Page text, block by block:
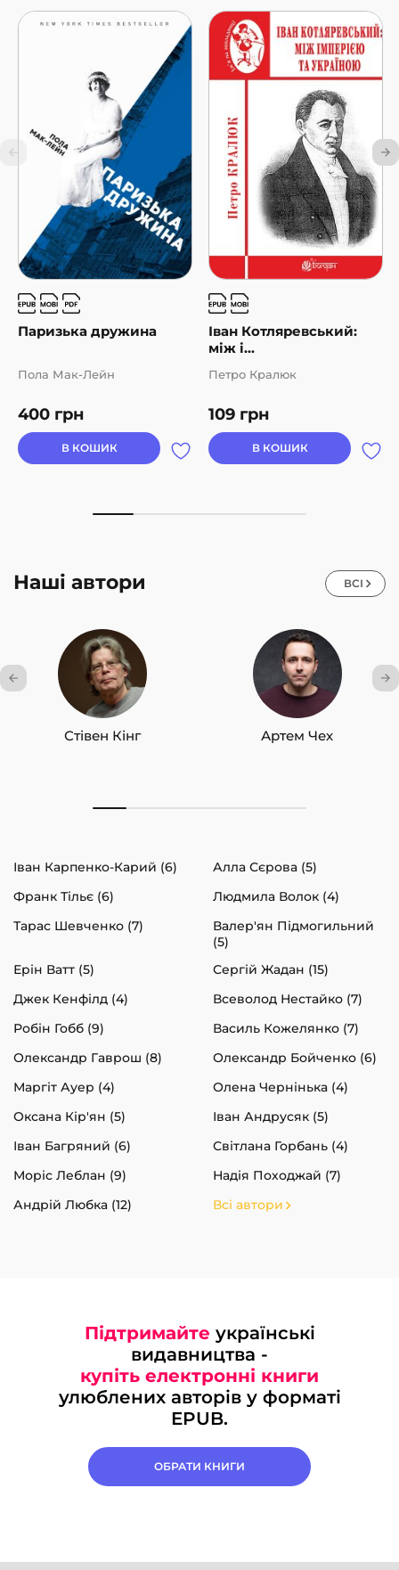
Паризька дружина
400 грн
Пола Мак-Лейн
В КОШИК
Іван Котляревський:
між і...
109 грн
Петро Кралюк
В КОШИК
Наші автори ВСІ
Стівен Кінг Артем Чех
Іван Карпенко-Карий (6)
Алла Сєрова (5)
Франк Тільє (6)
Людмила Волок (4)
Тарас Шевченко (7)
Валер'ян Підмогильний
(5)
Ерін Ватт (5)
Сергій Жадан (15)
Джек Кенфілд (4)
Всеволод Нестайко (7)
Робін Гобб (9)
Василь Кожелянко (7)
Олександр Гаврош (8)
Олександр Бойченко (6)
Маргіт Ауер (4)
Олена Чернінька (4)
Оксана Кір'ян (5)
Іван Андрусяк (5)
Іван Багряний (6)
Світлана Горбань (4)
Моріс Леблан (9)
Надія Походжай (7)
Андрій Любка (12)
Всі автори
Підтримайте українські
видавництва -
купіть електронні книги
улюблених авторів у форматі
EPUB.
ОБРАТИ КНИГИ